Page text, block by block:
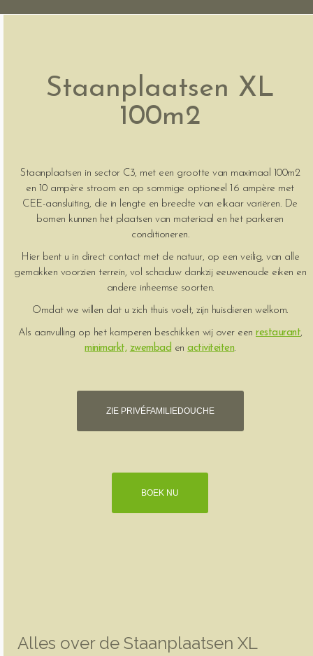
Staanplaatsen XL
100m2
Staanplaatsen in sector C3, met een grootte van maximaal 100m2
en 10 ampère stroom en op sommige optioneel 16 ampère met
CEE-aansluiting, die in lengte en breedte van elkaar variëren. De
bomen kunnen het plaatsen van materiaal en het parkeren
conditioneren.
Hier bent u in direct contact met de natuur, op een veilig, van alle
gemakken voorzien terrein, vol schaduw dankzij eeuwenoude eiken en
andere inheemse soorten.
Omdat we willen dat u zich thuis voelt, zijn huisdieren welkom.
Als aanvulling op het kamperen beschikken wij over een restaurant,
minimarkt, zwembad enactiviteiten.
ZIE PRIVÉFAMILIEDOUCHE
BOEK NU
Alles over de Staanplaatsen XL